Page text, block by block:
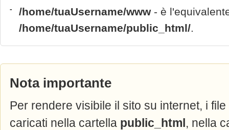
- /home/tuaUsername/www- è
/home/tuaUsername/public_html/.
Nota importante
Per rendere visibile il sito su internet, i
caricati nella cartella public_html, nella